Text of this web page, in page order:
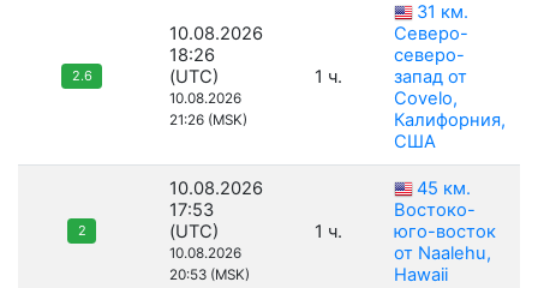
2.6
10.08.2026
18:26
(UTC)
10.08.2026
21:26 (MSK)
1 ч.
31 км.
Северо-
северо-
запад от
Covelo,
Калифорния,
США
2
10.08.2026
17:53
(UTC)
10.08.2026
20:53 (MSK)
1 ч.
45 км.
Востоко-
юго-восток
от Naalehu,
Hawaii